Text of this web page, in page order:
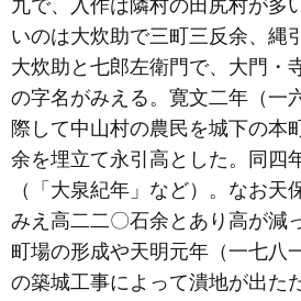
九で、入作は隣村の田尻村が多
いのは大炊助で三町三反余、縄
大炊助と七郎左衛門で、大門・
の字名がみえる。寛文二年 （一
際して中山村の農民を城下の本
余を埋立て永引高とした。同四
（「大泉紀年」など） 。なお天
みえ高二二〇石余とあり高が減
町場の形成や天明元年 （一七八
の築城工事によって潰地が出た